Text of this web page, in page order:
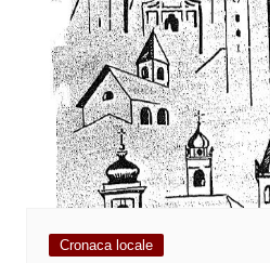
Cronaca locale